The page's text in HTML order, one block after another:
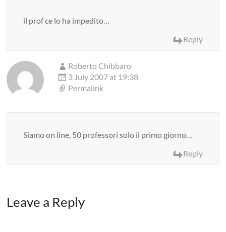
il prof ce lo ha impedito…
Reply
Roberto Chibbaro
3 July 2007 at 19:38
Permalink
Siamo on line, 50 professori solo il primo giorno…
Reply
Leave a Reply